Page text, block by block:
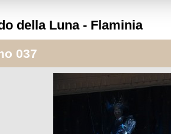
della Luna - Flaminia
037